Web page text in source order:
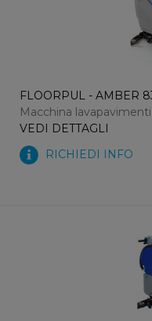
FLOORPUL - AMBER
Macchina
VEDI DETTAGLI
RICHIEDI INFO